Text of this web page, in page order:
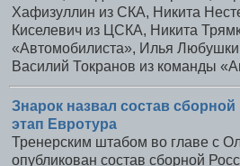
Хафизуллин из СКА, Никита
Киселевич из ЦСКА, Никита
«Автомобилиста», Илья
Василий Токранов из команды
Знарок назвал состав
этап Евротура
Тренерским штабом во главе с
опубликован состав сборной